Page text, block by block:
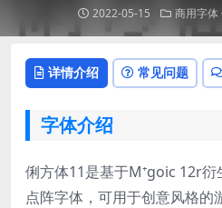
2022-05-15 商用字体
详情介绍 常见问题
字体介绍
俐方体11是基于M⁺goic 12r衍
点阵字体，可用于创意风格的